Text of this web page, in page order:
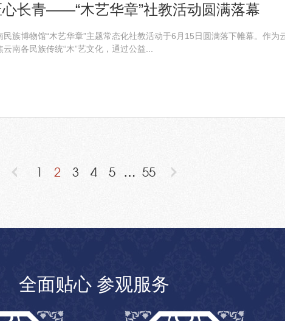
长青——“木艺华章”社教活动圆满落幕
族博物馆“木艺华章”主题常态化社教活动于6月15日圆满落下帷幕。作为
南各民族传统“木”艺文化，通过公益...
1 2 3 4 5 … 55
全面贴心 参观服务